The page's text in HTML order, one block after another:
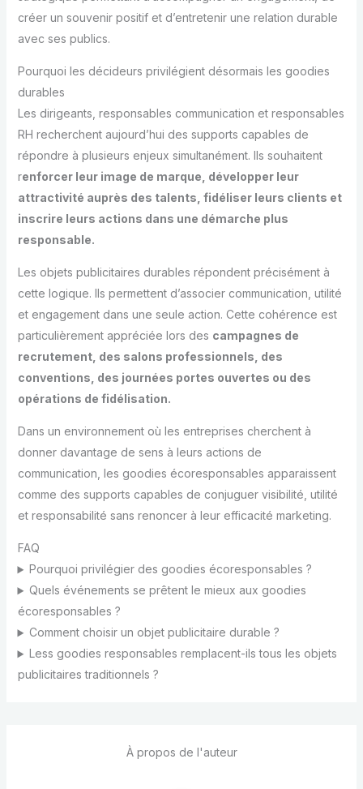
créer un souvenir positif et d’entretenir une relation durable
avec ses publics.
Pourquoi les décideurs privilégient désormais les goodies
durables
Les dirigeants, responsables communication et responsables
RH recherchent aujourd’hui des supports capables de
répondre à plusieurs enjeux simultanément. Ils souhaitent
renforcer leur image de marque, développer leur
attractivité auprès des talents, fidéliser leurs clients et
inscrire leurs actions dans une démarche plus
responsable.
Les objets publicitaires durables répondent précisément à
cette logique. Ils permettent d’associer communication, utilité
et engagement dans une seule action. Cette cohérence est
particulièrement appréciée lors des campagnes de
recrutement, des salons professionnels, des
conventions, des journées portes ouvertes ou des
opérations de fidélisation.
Dans un environnement où les entreprises cherchent à
donner davantage de sens à leurs actions de
communication, les goodies écoresponsables apparaissent
comme des supports capables de conjuguer visibilité, utilité
et responsabilité sans renoncer à leur efficacité marketing.
FAQ
Pourquoi privilégier des goodies écoresponsables ?
Quels événements se prêtent le mieux aux goodies
écoresponsables ?
Comment choisir un objet publicitaire durable ?
Less goodies responsables remplacent-ils tous les objets
publicitaires traditionnels ?
À propos de l'auteur